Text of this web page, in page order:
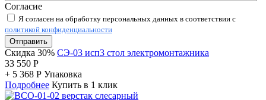
Согласие
Я согласен на обработку персональных данных в соответствии с
политикой конфиденциальности
Отправить
Скидка 30% СЭ-03 исп3 стол электромонтажника
33 550 Р
+ 5 368 Р Упаковка
Подробнее Купить в 1 клик